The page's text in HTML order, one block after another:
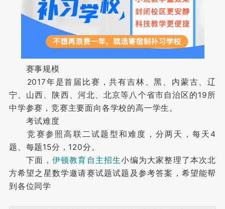
赛事规模
2017年是首届比赛，共有吉林、黑、内蒙古、辽
宁、山西、陕西、河北、北京等八个省市自治区的19所
中学参赛，竞赛主要面向各学校的高一学生。
考试难度
竞赛参照高联二试题型和难度，分两天，每天4
题、每题15分，120分。
下面， 伊顿教育自主招生小编为大家整理了本次北
方希望之星数学邀请赛试题试题及参考答案，希望能帮
到各位同学